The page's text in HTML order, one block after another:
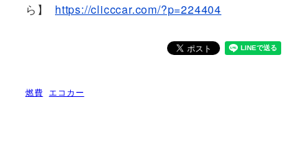
ら】 https://clicccar.com/?p=224404
燃費 エコカー